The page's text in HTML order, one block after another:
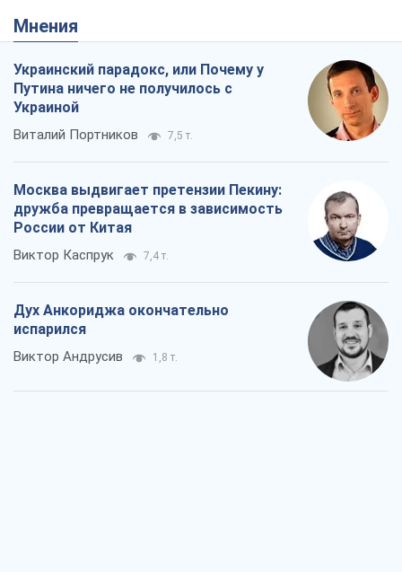
Мнения
Украинский парадокс, или Почему у
Путина ничего не получилось с
Украиной
Виталий Портников 7,5 т.
Москва выдвигает претензии Пекину:
дружба превращается в зависимость
России от Китая
Виктор Каспрук 7,4 т.
Дух Анкориджа окончательно
испарился
Виктор Андрусив 1,8 т.